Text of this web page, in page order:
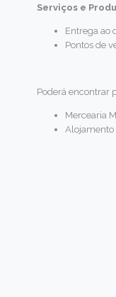
Serviços e
Entrega ao
Pontos de
Poderá encontrar
Mercearia
Alojamento